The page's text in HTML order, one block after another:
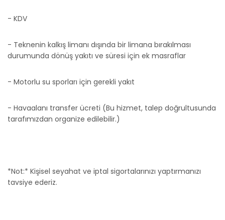
- KDV
- Teknenin kalkış limanı dışında bir limana bırakılması
durumunda dönüş yakıtı ve süresi için ek masraflar
- Motorlu su sporları için gerekli yakıt
- Havaalanı transfer ücreti (Bu hizmet, talep doğrultusunda
tarafımızdan organize edilebilir.)
*Not:* Kişisel seyahat ve iptal sigortalarınızı yaptırmanızı
tavsiye ederiz.